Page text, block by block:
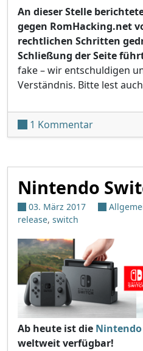
An dieser Stelle
gegen RomHacking.net
rechtlichen Schritten
Schließung der Seite
fake – wir entschuldigen
Verständnis. Bitte lest
1 Kommentarzu [FAKE]
Nintendo
03. März 2017
release, switch
Ab heute ist die
weltweit verfügbar!